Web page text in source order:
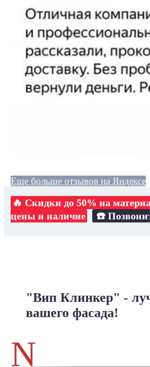
Еще больше отзывов на Яндексе
🔥 Скидки до 50% на
цены и наличие
☎️
"Вип Клинкер" -
вашего фасада!
N